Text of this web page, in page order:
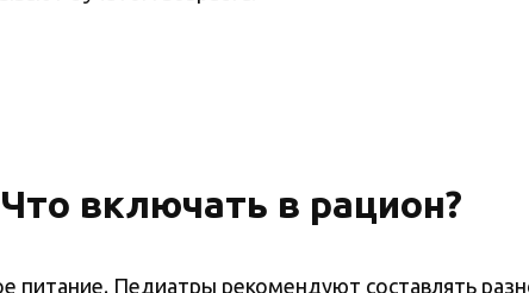
Что включать в рацион?
питание. Педиатры рекомендуют составлять